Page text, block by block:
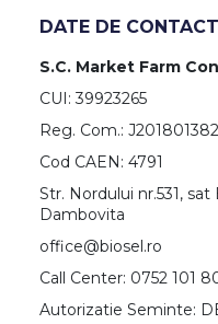
DATE DE CONTACT
S.C. Market Farm
CUI: 39923265
Reg. Com.:
Cod CAEN: 4791
Str. Nordului nr.531,
Dambovita
office@biosel.ro
Call Center: 0752 101
Autorizatie Seminte: